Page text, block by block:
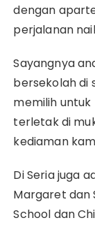
dengan
perjalanan
Sayangnya
bersekolah di
memilih
terletak di
kediaman
Di Seria juga
Margaret dan
School dan